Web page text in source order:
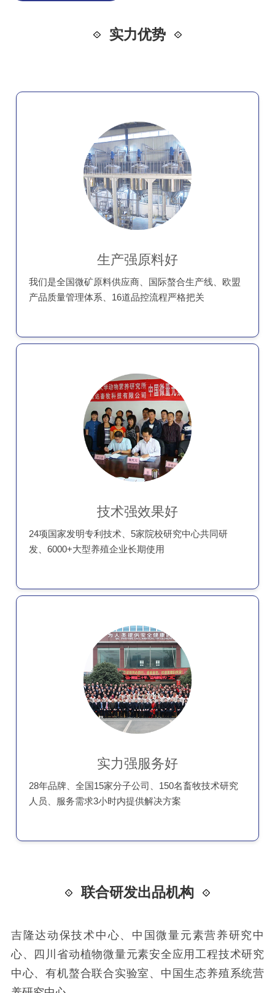
实力优势
生产强原料好
我们是全国微矿原料供应商、国际螯合生产线、欧盟
产品质量管理体系、16道品控流程严格把关
技术强效果好
24项国家发明专利技术、5家院校研究中心共同研
发、6000+大型养殖企业长期使用
实力强服务好
28年品牌、全国15家分子公司、150名畜牧技术研究
人员、服务需求3小时内提供解决方案
联合研发出品机构
吉隆达动保技术中心、中国微量元素营养研究中
心、四川省动植物微量元素安全应用工程技术研究
中心、有机螯合联合实验室、中国生态养殖系统营